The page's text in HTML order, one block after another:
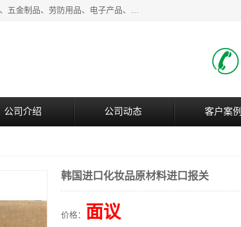
上海青禾贸易有限公司成立于2020年，注册地位于上海市宝山区。经营范围包括：机械设备、五金制品、劳防用品、电子产品、塑胶制品、家具、模具、纺织品、仪器仪表、建筑材料、装饰材料、化工产品、金属制品、机车配件等货物进出口报关、清关服务。
公司介绍 公司动态 客户案例
韩国进口化妆品原材料进口报关
价格： 面议